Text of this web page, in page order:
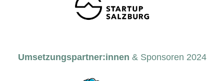
Umsetzungspartner:innen & Sponsoren 2024